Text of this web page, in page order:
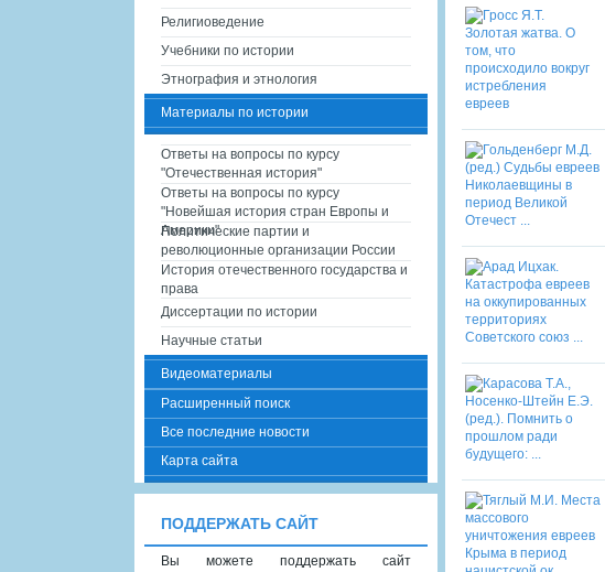
Религиоведение
Учебники по истории
Этнография и этнология
Материалы по истории
Ответы на вопросы по курсу
"Отечественная история"
Ответы на вопросы по курсу
"Новейшая история стран Европы и
Америки"
Политические партии и
революционные организации России
История отечественного государства и
права
Диссертации по истории
Научные статьи
Видеоматериалы
Расширенный поиск
Все последние новости
Карта сайта
ПОДДЕРЖАТЬ САЙТ
Вы можете поддержать сайт